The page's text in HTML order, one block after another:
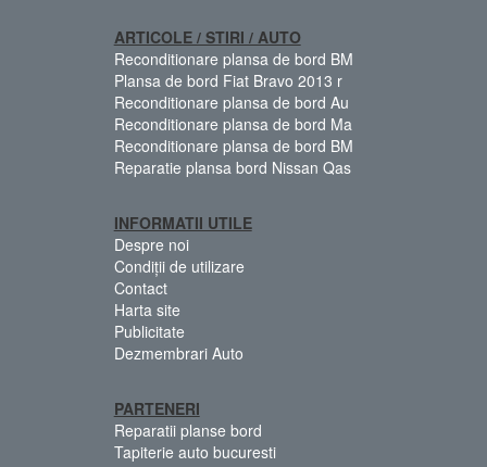
ARTICOLE / STIRI / AUTO
Reconditionare plansa de bord BM
Plansa de bord Fiat Bravo 2013 r
Reconditionare plansa de bord Au
Reconditionare plansa de bord Ma
Reconditionare plansa de bord BM
Reparatie plansa bord Nissan Qas
INFORMATII UTILE
Despre noi
Condiții de utilizare
Contact
Harta site
Publicitate
Dezmembrari Auto
PARTENERI
Reparatii planse bord
Tapiterie auto bucuresti